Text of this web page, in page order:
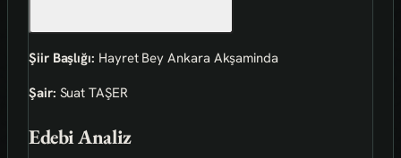
Şiir Başlığı: Hayret Bey Ankara Akşaminda
Şair: Suat TAŞER
Edebi Analiz